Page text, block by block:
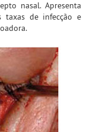
nasal. Apresenta
taxas de infecção e